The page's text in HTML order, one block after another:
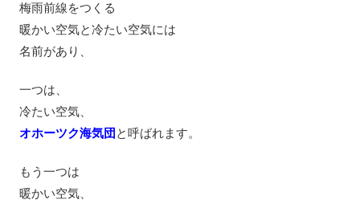
梅雨前線をつくる
暖かい空気と冷たい空気には
名前があり、
一つは、
冷たい空気、
オホーツク海気団 と呼ばれます。
もう一つは
暖かい空気、